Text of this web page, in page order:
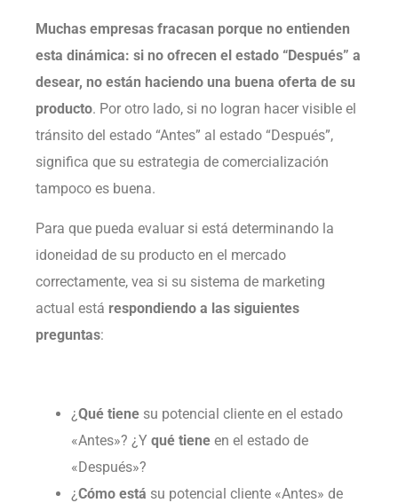
Muchas empresas fracasan porque no entienden
esta dinámica: si no ofrecen el estado “Después” a
desear, no están haciendo una buena oferta de su
producto. Por otro lado, si no logran hacer visible el
tránsito del estado “Antes” al estado “Después”,
significa que su estrategia de comercialización
tampoco es buena.
Para que pueda evaluar si está determinando la
idoneidad de su producto en el mercado
correctamente, vea si su sistema de marketing
actual está respondiendo a las siguientes
preguntas:
¿Qué tiene su potencial cliente en el estado
«Antes»? ¿Y qué tiene en el estado de
«Después»?
¿Cómo está su potencial cliente «Antes» de